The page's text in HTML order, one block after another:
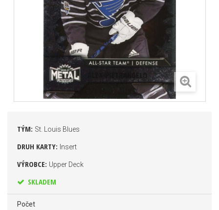
TÝM: St. Louis Blues
DRUH KARTY: Insert
VÝROBCE: Upper Deck
SKLADEM
Počet